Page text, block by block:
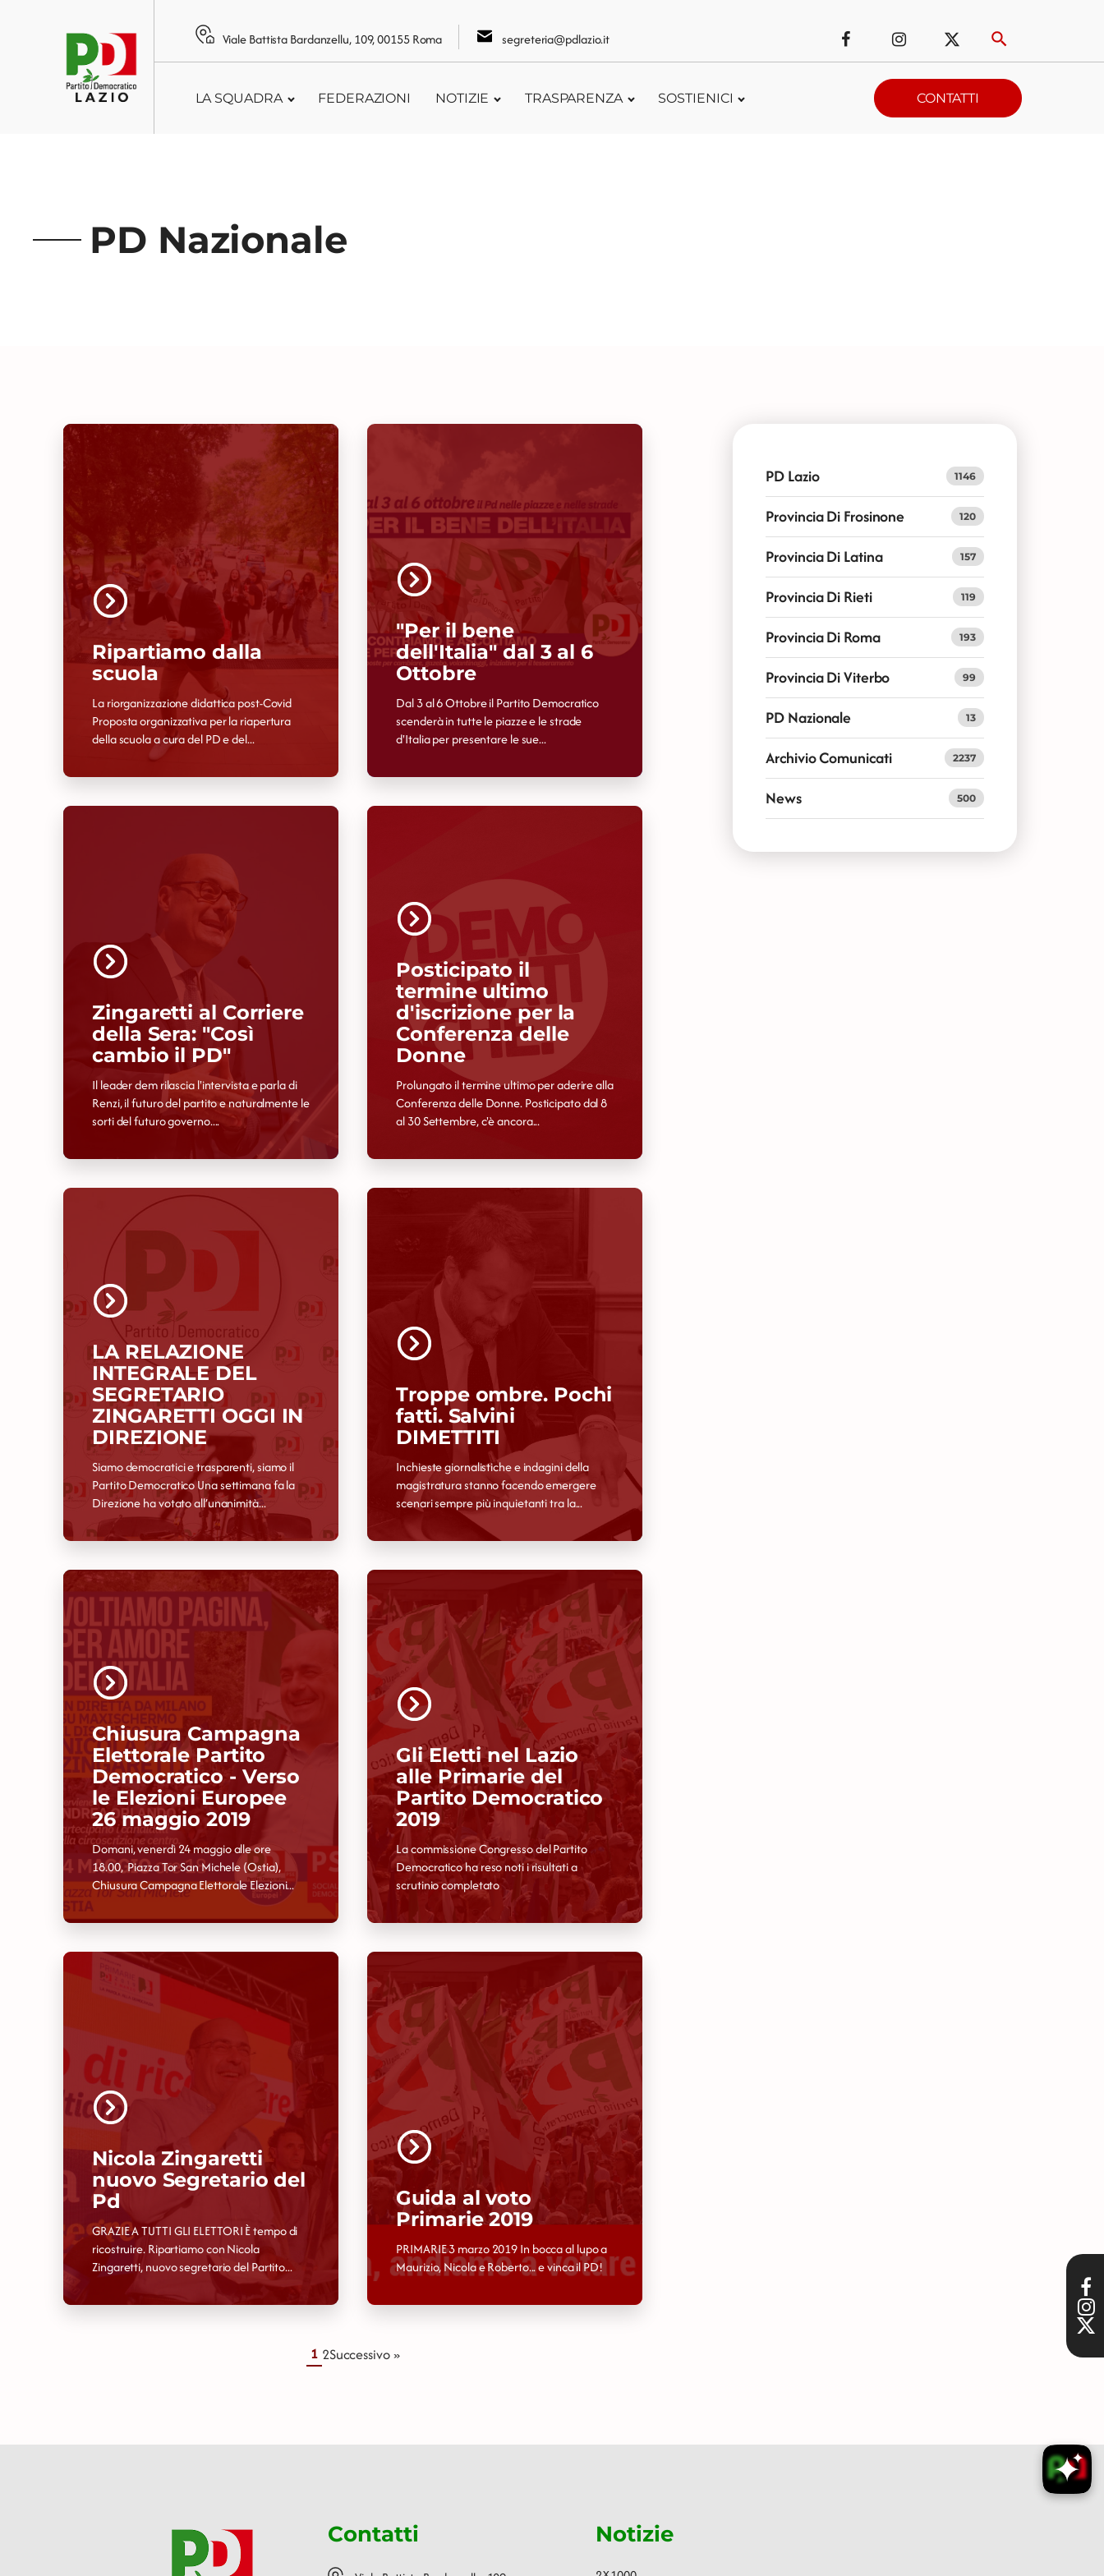
Viale Battista Bardanzellu, 109, 00155 Roma segreteria@pdlazio.it
LA SQUADRA FEDERAZIONI NOTIZIE TRASPARENZA SOSTIENICI CONTATTI
PD Nazionale
Ripartiamo dalla
scuola
La riorganizzazione didattica post-Covid
Proposta organizzativa per la riapertura
della scuola a cura del PD e del...
"Per il bene
dell'Italia" dal 3 al 6
Ottobre
Dal 3 al 6 Ottobre il Partito Democratico
scenderà in tutte le piazze e le strade
d'Italia per presentare le sue...
Zingaretti al Corriere
della Sera: "Così
cambio il PD"
Il leader dem rilascia l'intervista e parla di
Renzi, il futuro del partito e naturalmente le
sorti del futuro governo....
Posticipato il
termine ultimo
d'iscrizione per la
Conferenza delle
Donne
Prolungato il termine ultimo per aderire alla
Conferenza delle Donne. Posticipato dal 8
al 30 Settembre, c'è ancora...
LA RELAZIONE
INTEGRALE DEL
SEGRETARIO
ZINGARETTI OGGI IN
DIREZIONE
Siamo democratici e trasparenti, siamo il
Partito Democratico Una settimana fa la
Direzione ha votato all’unanimità...
Troppe ombre. Pochi
fatti. Salvini
DIMETTITI
Inchieste giornalistiche e indagini della
magistratura stanno facendo emergere
scenari sempre più inquietanti tra la...
Chiusura Campagna
Elettorale Partito
Democratico - Verso
le Elezioni Europee
26 maggio 2019
Domani, venerdì 24 maggio alle ore
18.00, Piazza Tor San Michele (Ostia),
Chiusura Campagna Elettorale Elezioni...
Gli Eletti nel Lazio
alle Primarie del
Partito Democratico
2019
La commissione Congresso del Partito
Democratico ha reso noti i risultati a
scrutinio completato
Nicola Zingaretti
nuovo Segretario del
Pd
GRAZIE A TUTTI GLI ELETTORI È tempo di
ricostruire. Ripartiamo con Nicola
Zingaretti, nuovo segretario del Partito...
Guida al voto
Primarie 2019
PRIMARIE 3 marzo 2019 In bocca al lupo a
Maurizio, Nicola e Roberto... e vinca il PD!
1 2Successivo »
PD Lazio 1146
Provincia Di Frosinone 120
Provincia Di Latina 157
Provincia Di Rieti 119
Provincia Di Roma 193
Provincia Di Viterbo 99
PD Nazionale 13
Archivio Comunicati 2237
News 500
Contatti Notizie